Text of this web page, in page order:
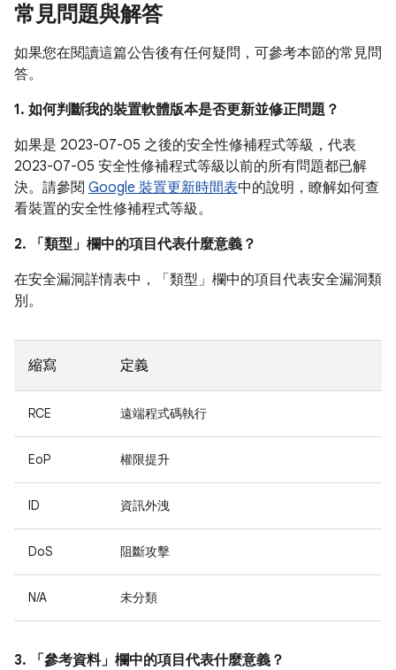
常見問題與解答
如果您在閱讀這篇公告後有任何疑問，可參考本節的常見問
答。
1. 如何判斷我的裝置軟體版本是否更新並修正問題？
如果是 2023-07-05 之後的安全性修補程式等級，代表
2023-07-05 安全性修補程式等級以前的所有問題都已解
決。請參閱 Google 裝置更新時間表中的說明，瞭解如何查
看裝置的安全性修補程式等級。
2. 「類型」 欄中的項目代表什麼意義？
在安全漏洞詳情表中，「類型」 欄中的項目代表安全漏洞類
別。
縮寫 定義
RCE 遠端程式碼執行
EoP 權限提升
ID 資訊外洩
DoS 阻斷攻擊
N/A 未分類
3. 「參考資料」 欄中的項目代表什麼意義？